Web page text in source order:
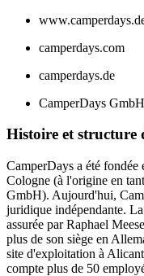
camperdays.com
camperdays.de
CamperDays GmbH
Histoire et structure
CamperDays a été fondée
Cologne (à l'origine en
GmbH). Aujourd'hui,
juridique indépendante.
assurée par Raphael
plus de son siège en
site d'exploitation à
compte plus de 50